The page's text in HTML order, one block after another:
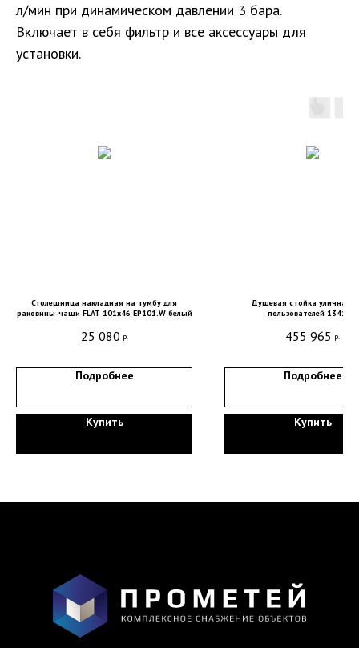
л/мин при динамическом давлении 3 бара.
Включает в себя фильтр и все аксессуары для
установки.
Столешница накладная на тумбу для
раковины-чаши FLAT 101x46 EP101.W белый
25 080 р.
Подробнее
Купить
Душевая стойка уличная
пользователей 13417.B
455 965 р.
Подробнее
Купить
Информация и цены, представленные на
пн-пт 9-18; сб, вс - выходные дни
Мы ВКонтакте